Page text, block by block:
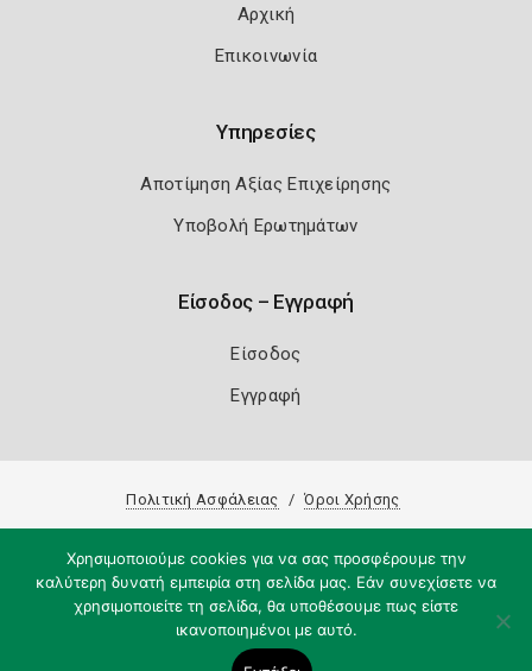
Αρχική
Επικοινωνία
Υπηρεσίες
Αποτίμηση Αξίας Επιχείρησης
Υποβολή Ερωτημάτων
Είσοδος – Εγγραφή
Είσοδος
Εγγραφή
Πολιτική Ασφάλειας Όροι Χρήσης
Χρησιμοποιούμε cookies για να σας προσφέρουμε την
καλύτερη δυνατή εμπειρία στη σελίδα μας. Εάν συνεχίσετε να
χρησιμοποιείτε τη σελίδα, θα υποθέσουμε πως είστε
ικανοποιημένοι με αυτό.